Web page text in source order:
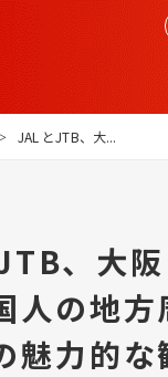
JAL とJTB、大...
、大
人の地
魅力的